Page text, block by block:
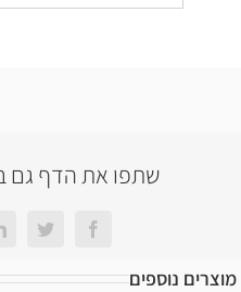
שתפו את הדף גם
Facebook
מוצרים נוספים